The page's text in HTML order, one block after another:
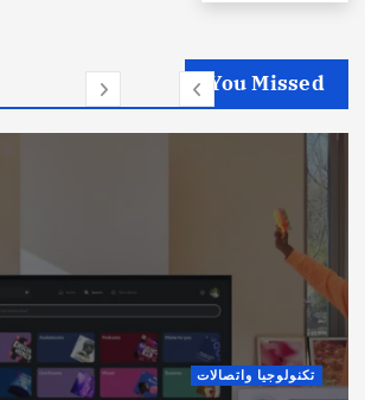
You Missed
تكنولوجيا واتصالات